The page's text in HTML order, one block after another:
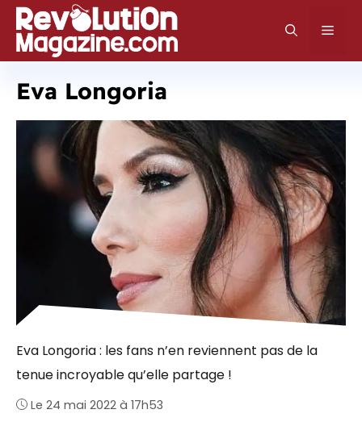
Aller
au
contenu
Eva Longoria
Eva Longoria : les fans n’en reviennent pas de la
tenue incroyable qu’elle partage !
Le 24 mai 2022 à 17h53